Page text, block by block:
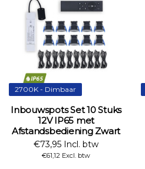
2700K - Dimbaar
Inbouwspots Set 10 Stuks
12V IP65 met
Afstandsbediening Zwart
€73,95 Incl. btw
€61,12 Excl. btw